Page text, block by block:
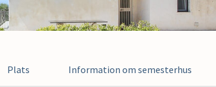
Plats Information om semesterhus